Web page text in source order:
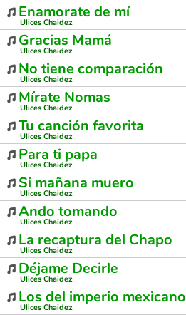
Enamorate de mí
Ulices Chaidez
Gracias Mamá
Ulices Chaidez
No tiene comparación
Ulices Chaidez
Mírate Nomas
Ulices Chaidez
Tu canción favorita
Ulices Chaidez
Para ti papa
Ulices Chaidez
Si mañana muero
Ulices Chaidez
Ando tomando
Ulices Chaidez
La recaptura del Chapo
Ulices Chaidez
Déjame Decirle
Ulices Chaidez
Los del imperio mexicano
Ulices Chaidez